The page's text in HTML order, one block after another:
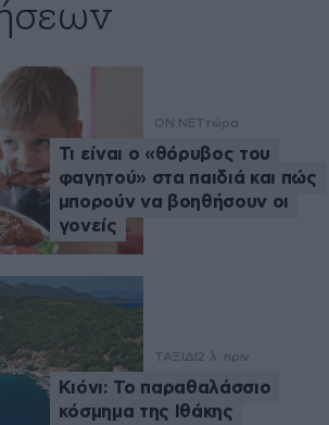
ON NETτώρα
Τι είναι ο «θόρυβος του
φαγητού» στα παιδιά και πώς
μπορούν να βοηθήσουν οι
γονείς
ΤΑΞΙΔΙ2 λ. πριν
Κιόνι: Το παραθαλάσσιο
κόσμημα της Ιθάκης